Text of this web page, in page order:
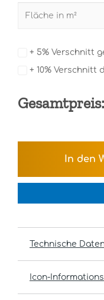
+ 5% Verschnitt
+ 10% Verschnitt
Gesamtpreis:
In den
Technische
Icon-